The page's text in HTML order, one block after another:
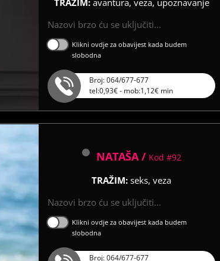
Nazovi brzo ću se uključiti...
Klikni ovdje za obavijest kada budem
slobodna
Broj: 064/677-677
tel:0,93€ - mob:1,12€ min
NATAŠA / Kod #92
TRAŽIM:seks, veza
Nazovi brzo ću se uključiti...
Klikni ovdje za obavijest kada budem
slobodna
Broj: 064/677-677